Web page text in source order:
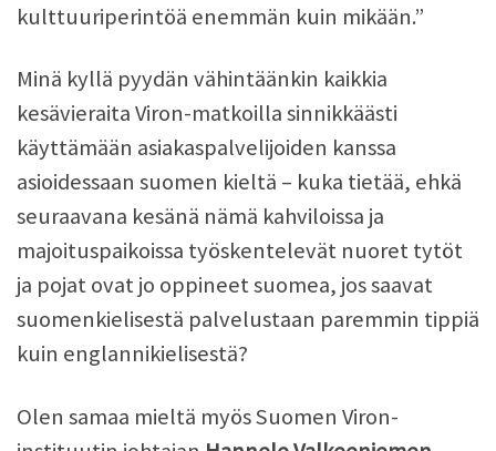
kulttuuriperintöä enemmän kuin mikään.”
Minä kyllä pyydän vähintäänkin kaikkia
kesävieraita Viron-matkoilla sinnikkäästi
käyttämään asiakaspalvelijoiden kanssa
asioidessaan suomen kieltä – kuka tietää, ehkä
seuraavana kesänä nämä kahviloissa ja
majoituspaikoissa työskentelevät nuoret tytöt
ja pojat ovat jo oppineet suomea, jos saavat
suomenkielisestä palvelustaan paremmin tippiä
kuin englannikielisestä?
Olen samaa mieltä myös Suomen Viron-